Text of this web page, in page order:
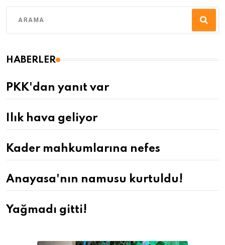
HABERLER
PKK'dan yanıt var
Ilık hava geliyor
Kader mahkumlarına nefes
Anayasa'nın namusu kurtuldu!
Yağmadı gitti!